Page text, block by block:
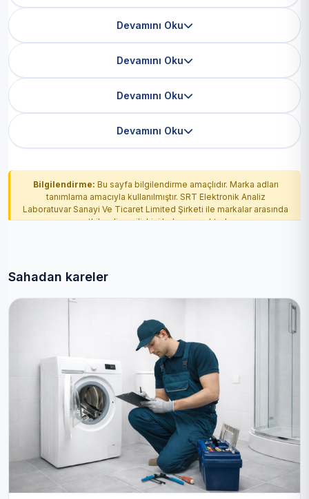
Devamını Oku
Devamını Oku
Devamını Oku
Devamını Oku
Bilgilendirme: Bu sayfa bilgilendirme amaçlıdır. Marka adları
tanımlama amacıyla kullanılmıştır. SRT Elektronik Analiz
Laboratuvar Sanayi Ve Ticaret Limited Şirketi ile markalar arasında
yetkilendirme ilişkisi bulunmamaktadır.
Sahadan kareler